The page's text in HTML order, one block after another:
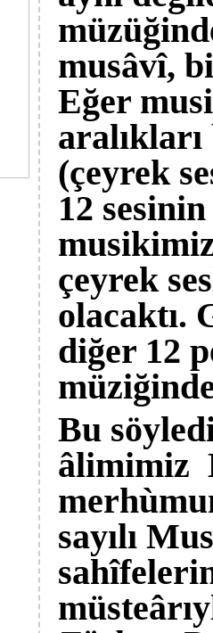
musâvî,
Eğer
(çeyrek
12
çeyrek
olacaktı.
diğer 12
Bu
âlimimiz
sayılı